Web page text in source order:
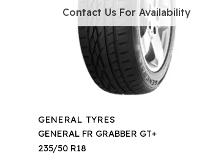
Contact Us For Availability
GENERAL TYRES
GENERAL FR GRABBER GT+
235/50 R18